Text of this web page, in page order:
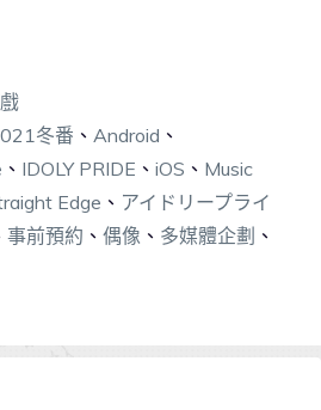
冬番 、 Android 、
、 IDOLY PRIDE 、 iOS 、 Music
Edge 、 アイドリープライ
事前預約 、 偶像 、 多媒體企劃 、